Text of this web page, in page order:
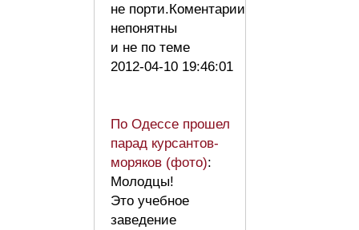
не порти.Коментарии
непонятны
и не по теме
2012-04-10 19:46:01
По Одессе прошел
парад курсантов-
моряков (фото):
Молодцы!
Это учебное
заведение